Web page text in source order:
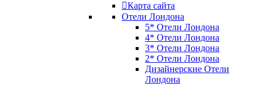
Карта сайта
Отели Лондона
5* Отели Лондона
4* Отели Лондона
3* Отели Лондона
2* Отели Лондона
Дизайнерские Отели
Лондона